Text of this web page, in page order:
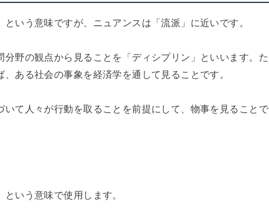
いう意味ですが、ニュアンスは「流派」に近いです。
野の観点から見ることを「ディシプリン」といいます。た
ある社会の事象を経済学を通して見ることです。
て人々が行動を取ることを前提にして、物事を見ることで
いう意味で使用します。